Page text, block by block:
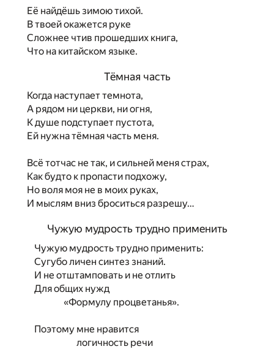
Её найдёшь зимою тихой.
В твоей окажется руке
Сложнее чтив прошедших книга,
Что на китайском языке.
Тёмная часть
Когда наступает темнота,
А рядом ни церкви, ни огня,
К душе подступает пустота,
Ей нужна тёмная часть меня.
Всё тотчас не так, и сильней меня страх,
Как будто к пропасти подхожу,
Но воля моя не в моих руках,
И мыслям вниз броситься разрешу…
Чужую мудрость трудно применить
Чужую мудрость трудно применить:
Сугубо личен синтез знаний.
И не отштамповать и не отлить
Для общих нужд
«Формулу процветанья».
Поэтому мне нравится
логичность речи